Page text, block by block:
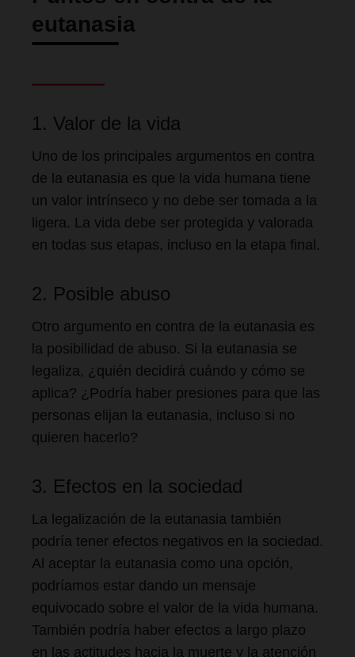
eutanasia
1. Valor de la vida
Uno de los principales argumentos en contra
de la eutanasia es que la vida humana tiene
un valor intrínseco y no debe ser tomada a la
ligera. La vida debe ser protegida y valorada
en todas sus etapas, incluso en la etapa final.
2. Posible abuso
Otro argumento en contra de la eutanasia es
la posibilidad de abuso. Si la eutanasia se
legaliza, ¿quién decidirá cuándo y cómo se
aplica? ¿Podría haber presiones para que las
personas elijan la eutanasia, incluso si no
quieren hacerlo?
3. Efectos en la sociedad
La legalización de la eutanasia también
podría tener efectos negativos en la sociedad.
Al aceptar la eutanasia como una opción,
podríamos estar dando un mensaje
equivocado sobre el valor de la vida humana.
También podría haber efectos a largo plazo
en las actitudes hacia la muerte y la atención